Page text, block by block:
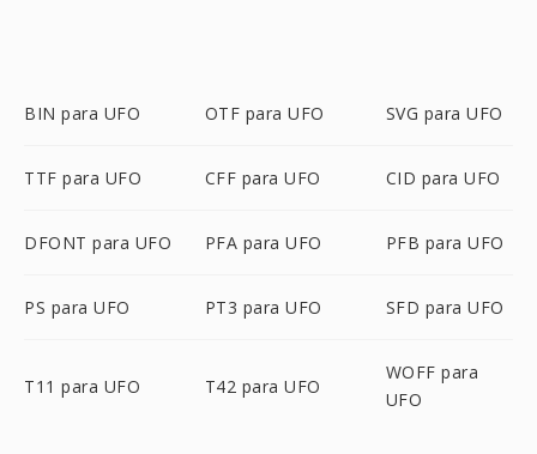
BIN para UFO OTF para UFO SVG para UFO
TTF para UFO CFF para UFO CID para UFO
DFONT para UFO PFA para UFO PFB para UFO
PS para UFO PT3 para UFO SFD para UFO
T11 para UFO T42 para UFO
WOFF para
UFO